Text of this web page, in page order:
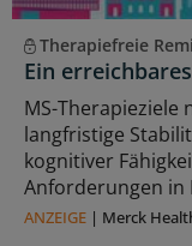
Therapiefreie
Ein
MS-Therapieziele
langfristige
kognitiver
Anforderungen in
ANZEIGE | Merck